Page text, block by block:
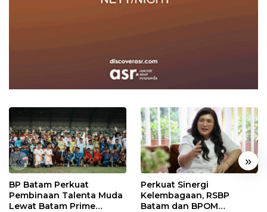
« »
BP Batam Perkuat
Pembinaan Talenta Muda
Lewat Batam Prime
Perkuat Sinergi
Kelembagaan, RSBP
Batam dan BPOM